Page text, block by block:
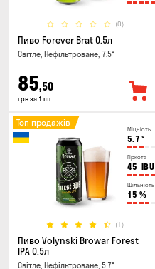
(0)
Пиво Forever Brat 0.5л
Світле, Нефільтроване, 7.5°
85,50
грн за 1 шт
Міцність
5.7 °
Гіркота
45 IBU
Щільність
15 %
(1)
Топ продажів
Пиво Volynski Browar Forest
IPA 0.5л
Світле, Нефільтроване, 5.7°